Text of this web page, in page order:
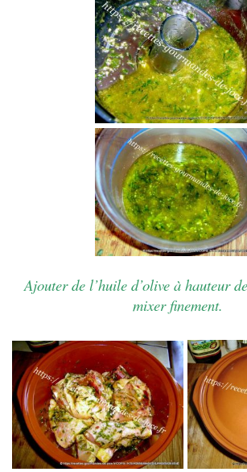
Ajouter de l’huile d’olive à hauteur
mixer finement.